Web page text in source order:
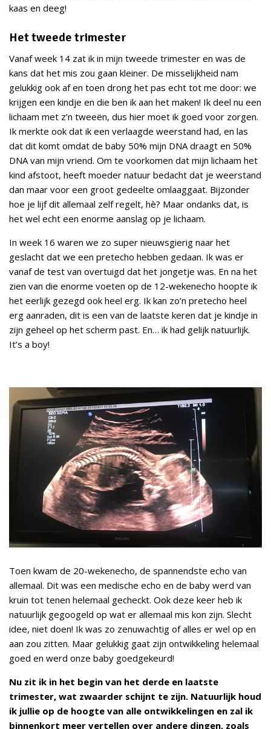
kaas en deeg!
Het tweede trimester
Vanaf week 14 zat ik in mijn tweede trimester en was de
kans dat het mis zou gaan kleiner. De misselijkheid nam
gelukkig ook af en toen drong het pas echt tot me door: we
krijgen een kindje en die ben ik aan het maken! Ik deel nu een
lichaam met z’n tweeën, dus hier moet ik goed voor zorgen.
Ik merkte ook dat ik een verlaagde weerstand had, en las
dat dit komt omdat de baby 50% mijn DNA draagt en 50%
DNA van mijn vriend. Om te voorkomen dat mijn lichaam het
kind afstoot, heeft moeder natuur bedacht dat je weerstand
dan maar voor een groot gedeelte omlaaggaat. Bijzonder
hoe je lijf dit allemaal zelf regelt, hè? Maar ondanks dat, is
het wel echt een enorme aanslag op je lichaam.
In week 16 waren we zo super nieuwsgierig naar het
geslacht dat we een pretecho hebben gedaan. Ik was er
vanaf de test van overtuigd dat het jongetje was. En na het
zien van die enorme voeten op de 12-wekenecho hoopte ik
het eerlijk gezegd ook heel erg. Ik kan zo’n pretecho heel
erg aanraden, dit is een van de laatste keren dat je kindje in
zijn geheel op het scherm past. En… ik had gelijk natuurlijk.
It’s a boy!
Toen kwam de 20-wekenecho, de spannendste echo van
allemaal. Dit was een medische echo en de baby werd van
kruin tot tenen helemaal gecheckt. Ook deze keer heb ik
natuurlijk gegoogeld op wat er allemaal mis kon zijn. Slecht
idee, niet doen! Ik was zo zenuwachtig of alles er wel op en
aan zou zitten. Maar gelukkig gaat zijn ontwikkeling helemaal
goed en werd onze baby goedgekeurd!
Nu zit ik in het begin van het derde en laatste
trimester, wat zwaarder schijnt te zijn. Natuurlijk houd
ik jullie op de hoogte van alle ontwikkelingen en zal ik
binnenkort meer vertellen over andere dingen, zoals